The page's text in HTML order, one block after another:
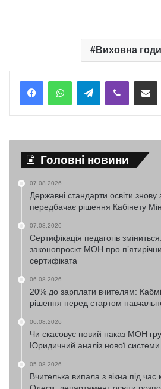
Виховна
TelegramViber
Головні новини
07.08.2026
Державні стандарти освіти
передбачає рішення Кабінету
07.08.2026
Сертифікація педагогів
законопроєкт МОН про
сертифіката
06.08.2026
20% до зарплати вчителям:
рішення перед стартом
06.08.2026
Чи скасовує новий наказ МОН
Юридичний аналіз нової
05.08.2026
Вчителька випала з вікна під час